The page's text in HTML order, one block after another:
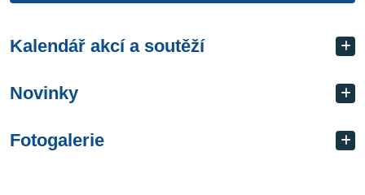
Kalendář akcí a soutěží
Novinky
Fotogalerie